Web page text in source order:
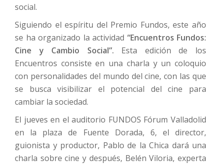
social.
Siguiendo el espíritu del Premio Fundos, este año
se ha organizado la actividad “Encuentros Fundos:
Cine y Cambio Social”. Esta edición de los
Encuentros consiste en una charla y un coloquio
con personalidades del mundo del cine, con las que
se busca visibilizar el potencial del cine para
cambiar la sociedad.
El jueves en el auditorio FUNDOS Fórum Valladolid
en la plaza de Fuente Dorada, 6, el director,
guionista y productor, Pablo de la Chica dará una
charla sobre cine y después, Belén Viloria, experta